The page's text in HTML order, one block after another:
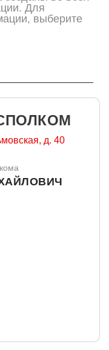
Для
выберите
д. 40